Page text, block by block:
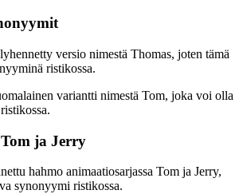
versio nimestä Thomas, joten tämä
ristikossa.
variantti nimestä Tom, joka voi olla
ja Jerry
hahmo animaatiosarjassa Tom ja Jerry,
synonyymi ristikossa.